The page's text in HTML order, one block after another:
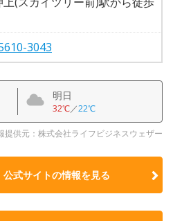
3043
明日
32℃／22℃
提供元：株式会社ライフビジネスウェザー
公式サイトの情報を見る